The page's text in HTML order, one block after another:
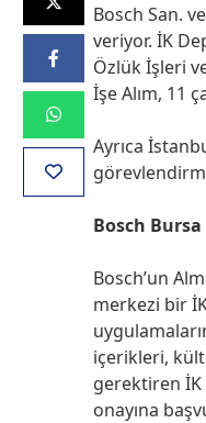
Bosch San.
veriyor. İK
Özlük İşleri
İşe Alım, 11
Ayrıca
Bosch
Bosch’un
merkezi bir
içerikleri,
gerektiren
onayına